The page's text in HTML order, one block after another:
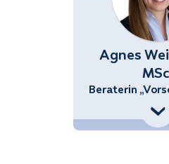
Agnes
Beraterin
Agnes.Weissinger@noetutgut.at